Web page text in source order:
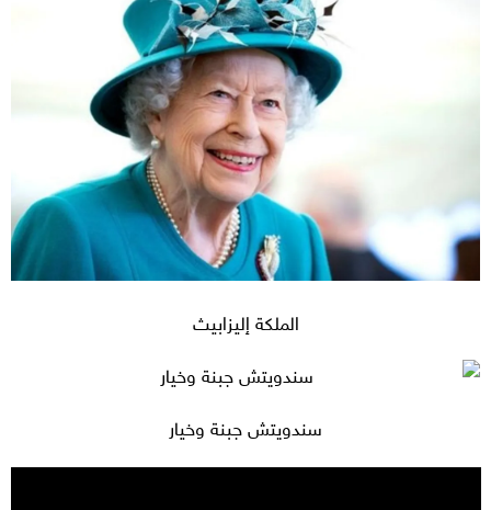
الملكة إليزابيث
سندويتش جبنة وخيار